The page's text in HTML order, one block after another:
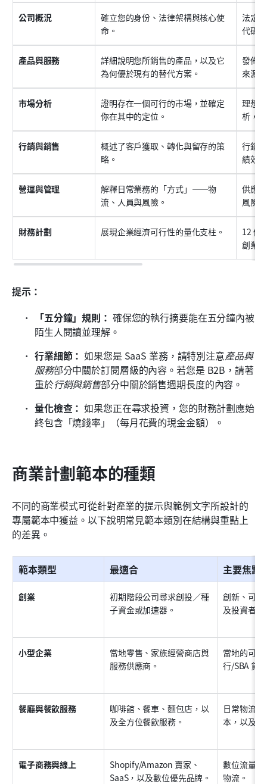
公司概況
確立您的身份、法律架構與核心使
命。
法定
代碼
產品與服務
詳細說明您所銷售的產品，以及它
為何優於現有的替代方案。
發佈
來源
市場分析
證明存在一個可行的市場，並確定
你在其中的定位。
理想
析，
行銷與銷售
概述了客戶獲取、轉化與留存的策
略。
行銷
績效
營運與管理
解釋日常業務的「方式」——物
流、人員與風險。
供應
風險
財務計劃 展現企業經濟可行性的量化支柱。
12 個
創業
提示：
「五分鐘」規則： 確保您的執行摘要能在五分鐘內被
陌生人閱讀並理解。
行業細節： 如果您是 SaaS 業務，請特別注意產品與
服務部分中關於訂閱層級的內容。若您是 B2B，請著
重於行銷與銷售部分中關於銷售週期長度的內容。
量化檢查： 如果您正在尋求投資，您的財務計劃應始
終包含「燒錢率」（每月花費的現金金額）。
商業計劃範本的種類
不同的商業模式可從針對產業的提示與範例文字所設計的
專屬範本中獲益。以下說明常見範本類別在結構與重點上
的差異。
範本類型 最適合 主要焦點
創業
初期階段公司尋求創投／種
子資金或加速器。
創新、可擴
及投資者回
小型企業
當地零售、家族經營商店與
服務供應商。
當地的可行
行/SBA 貸
餐廳與餐飲服務
咖啡館、餐車、麵包店，以
及全方位餐飲服務。
日常物流
本，以及高
電子商務與線上
Shopify/Amazon 賣家、
SaaS，以及數位優先品牌。
數位流量、
物流。